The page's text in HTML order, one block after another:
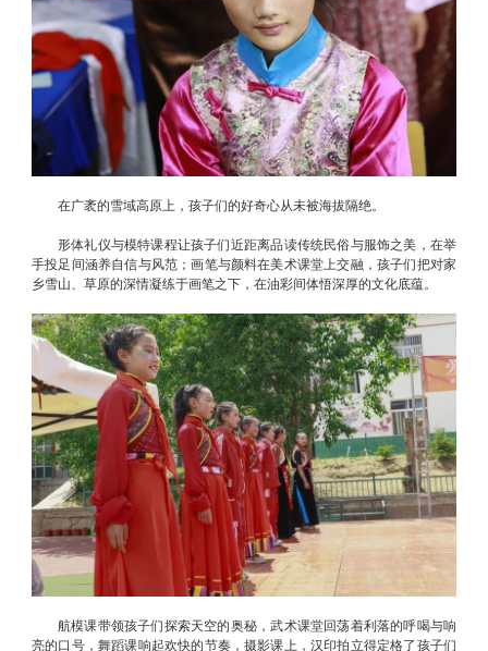
在广袤的雪域高原上，孩子们的好奇心从未被海拔隔绝。
形体礼仪与模特课程让孩子们近距离品读传统民俗与服饰之美，在举
手投足间涵养自信与风范；画笔与颜料在美术课堂上交融，孩子们把对家
乡雪山、草原的深情凝练于画笔之下，在油彩间体悟深厚的文化底蕴。
航模课带领孩子们探索天空的奥秘，武术课堂回荡着利落的呼喝与响
亮的口号，舞蹈课响起欢快的节奏，摄影课上，汉印拍立得定格了孩子们